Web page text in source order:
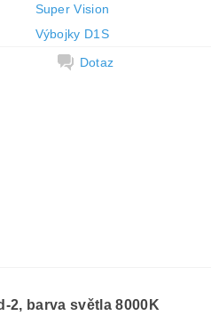
Super Vision
Výbojky D1S
Dotaz
2, barva světla 8000K